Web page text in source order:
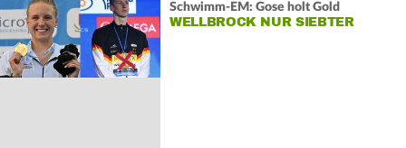
Schwimm-EM: Gose holt Gold
WELLBROCK NUR SIEBTER